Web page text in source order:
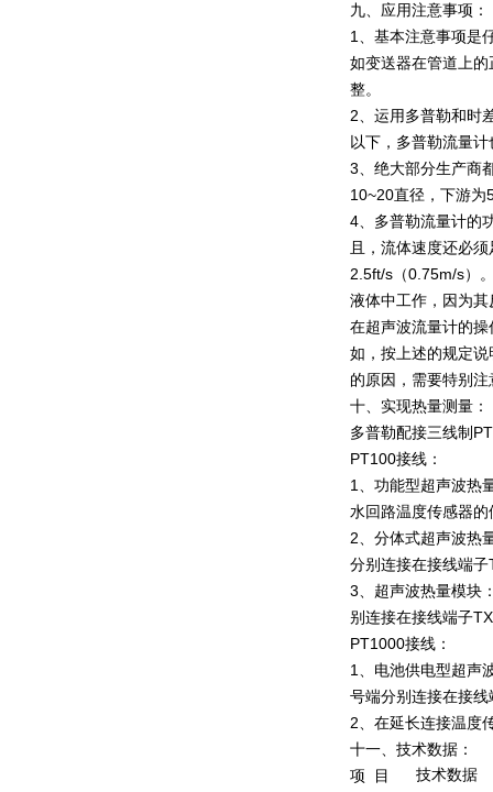
九、应用注意事项：
1、基本注意事项是
如变送器在管道上
整。
2、运用多普勒和时
以下，多普勒流量
3、绝大部分生产商
10~20直径，下游为
4、多普勒流量计的
且，流体速度还必
2.5ft/s（0.75m/s）
液体中工作，因为
在超声波流量计的
如，按上述的规定
的原因，需要特别
十、实现热量测量：
多普勒配接三线制
PT100接线：
1、功能型超声波热
水回路温度传感器
2、分体式超声波热
分别连接在接线端
3、超声波热量模块
别连接在接线端子
PT1000接线：
1、电池供电型超声
号端分别连接在接
2、在延长连接温度
十一、技术数据：
项 目 技术数据